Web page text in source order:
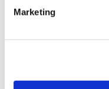
Marketing